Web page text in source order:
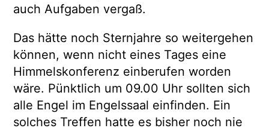
auch Aufgaben vergaß.
Das hätte noch Sternjahre so weitergehen
können, wenn nicht eines Tages eine
Himmelskonferenz einberufen worden
wäre. Pünktlich um 09.00 Uhr sollten sich
alle Engel im Engelssaal einfinden. Ein
solches Treffen hatte es bisher noch nie